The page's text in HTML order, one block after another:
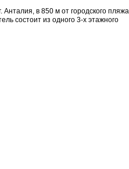
в 850 м от городского пляжа.
состоит из одного 3-х этажного